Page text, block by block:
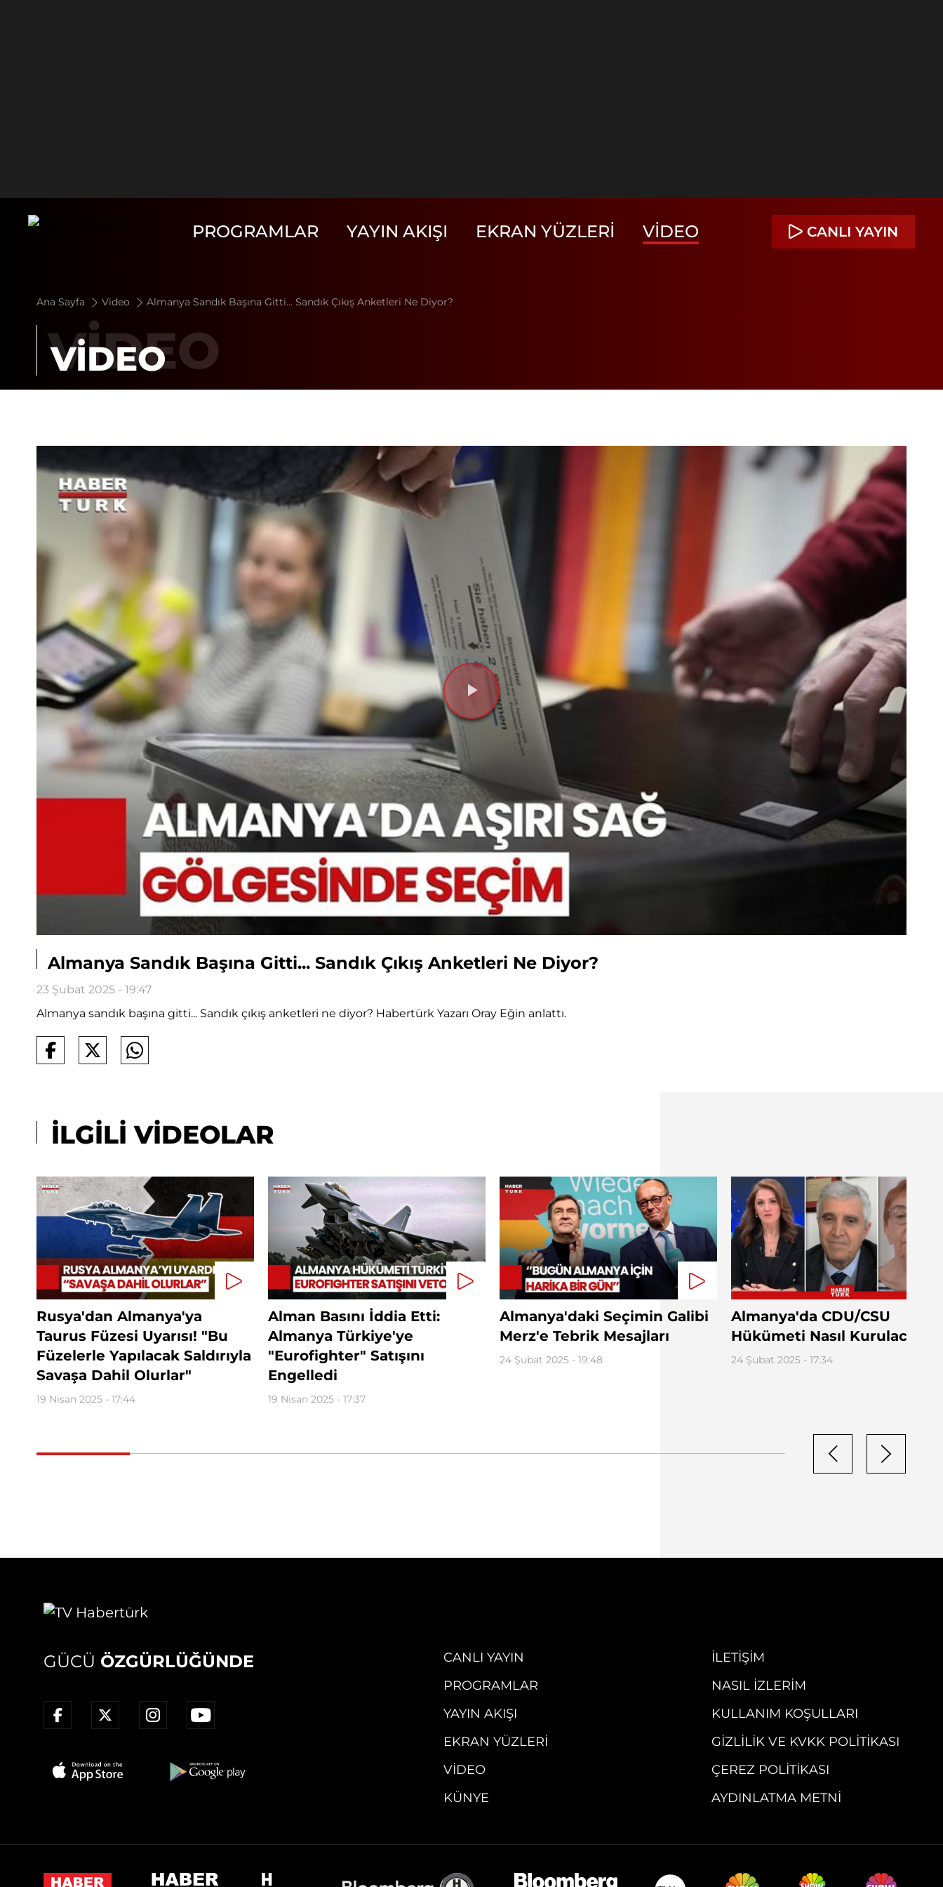
PROGRAMLAR YAYIN AKIŞI EKRAN YÜZLERI VIDEO CANLI YAYIN
Ana Sayfa Video Almanya Sandık Başına Gitti... Sandık Çıkış Anketleri Ne Diyor?
VİDEO
Videoyu
Oynat
Almanya Sandık Başına Gitti... Sandık Çıkış Anketleri Ne Diyor?
23 Şubat 2025 - 19:47
Almanya sandık başına gitti... Sandık çıkış anketleri ne diyor? Habertürk Yazarı Oray Eğin anlattı.
İLGİLİ VİDEOLAR
Rusya'dan Almanya'ya
Taurus Füzesi Uyarısı! "Bu
Füzelerle Yapılacak Saldırıyla
Savaşa Dahil Olurlar"
19 Nisan 2025 - 17:44
Alman Basını İddia Etti:
Almanya Türkiye'ye
"Eurofighter" Satışını
Engelledi
19 Nisan 2025 - 17:37
Almanya'daki Seçimin Galibi
Merz'e Tebrik Mesajları
24 Şubat 2025 - 19:48
Almanya'da CDU/CSU
Hükümeti Nasıl Kurulacak?
24 Şubat 2025 - 17:34
GÜCÜ ÖZGÜRLÜĞÜNDE
CANLI YAYIN
PROGRAMLAR
YAYIN AKIŞI
EKRAN YÜZLERI
VIDEO
KÜNYE
İLETIŞIM
NASIL İZLERIM
KULLANIM KOŞULLARI
GIZLILIK VE KVKK POLITIKASI
ÇEREZ POLITIKASI
AYDINLATMA METNI